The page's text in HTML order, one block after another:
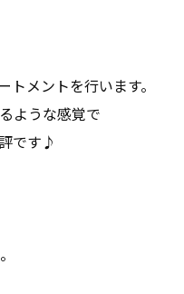
メントを行います。
ような感覚で
です♪